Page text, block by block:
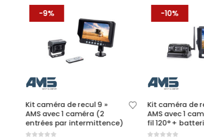
-9%
Kit caméra de recul 9 »
AMS avec 1 caméra (2
entrées par intermittence)
-10%
Kit caméra de
AMS avec 1
fil 120° +